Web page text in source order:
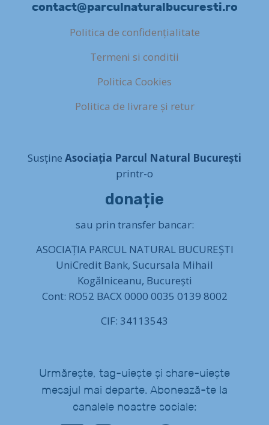
contact@parculnaturalbucuresti.ro
Politica de confidențialitate
Termeni si conditii
Politica Cookies
Politica de livrare și retur
Susține Asociația Parcul Natural București
printr-o
donație
sau prin transfer bancar:
ASOCIAȚIA PARCUL NATURAL BUCUREȘTI
UniCredit Bank, Sucursala Mihail
Kogălniceanu, București
Cont: RO52 BACX 0000 0035 0139 8002
CIF: 34113543
Urmărește, tag-uiește și share-uiește
mesajul mai departe. Abonează-te la
canalele noastre sociale: